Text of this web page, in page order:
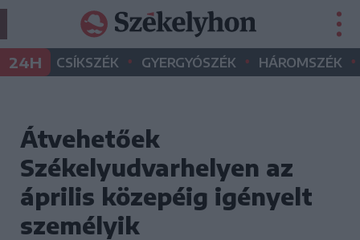
24H CSÍKSZÉK • GYERGYÓSZÉK • HÁROMSZÉK •
Átvehetőek
Székelyudvarhelyen az
április közepéig igényelt
személyik